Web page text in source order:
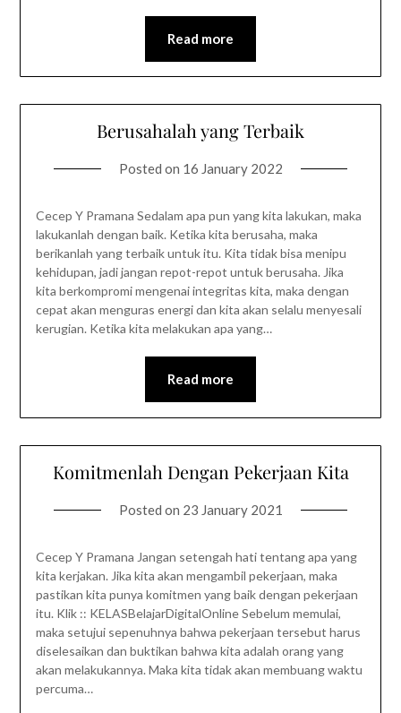
Read more
Berusahalah yang Terbaik
Posted on 16 January 2022
Cecep Y Pramana Sedalam apa pun yang kita lakukan, maka
lakukanlah dengan baik. Ketika kita berusaha, maka
berikanlah yang terbaik untuk itu. Kita tidak bisa menipu
kehidupan, jadi jangan repot-repot untuk berusaha. Jika
kita berkompromi mengenai integritas kita, maka dengan
cepat akan menguras energi dan kita akan selalu menyesali
kerugian. Ketika kita melakukan apa yang…
Read more
Komitmenlah Dengan Pekerjaan Kita
Posted on 23 January 2021
Cecep Y Pramana Jangan setengah hati tentang apa yang
kita kerjakan. Jika kita akan mengambil pekerjaan, maka
pastikan kita punya komitmen yang baik dengan pekerjaan
itu. Klik :: KELASBelajarDigitalOnline Sebelum memulai,
maka setujui sepenuhnya bahwa pekerjaan tersebut harus
diselesaikan dan buktikan bahwa kita adalah orang yang
akan melakukannya. Maka kita tidak akan membuang waktu
percuma…